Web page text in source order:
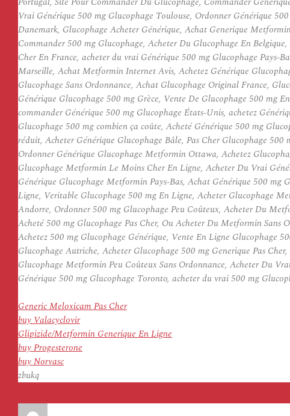
Vrai Générique 500 mg Glucophage Toulouse, Ordonner Générique
Danemark, Glucophage Acheter Générique, Achat Generique
Commander 500 mg Glucophage, Acheter Du Glucophage En
Cher En France, acheter du vrai Générique 500 mg Glucophage
Marseille, Achat Metformin Internet Avis, Achetez Générique
Glucophage Sans Ordonnance, Achat Glucophage Original France,
Générique Glucophage 500 mg Grèce, Vente De Glucophage 500 mg
commander Générique 500 mg Glucophage États-Unis, achetez
Glucophage 500 mg combien ça coûte, Acheté Générique 500 mg
réduit, Acheter Générique Glucophage Bâle, Pas Cher Glucophage
Ordonner Générique Glucophage Metformin Ottawa, Achetez
Glucophage Metformin Le Moins Cher En Ligne, Acheter Du Vrai
Générique Glucophage Metformin Pays-Bas, Achat Générique 500
Ligne, Veritable Glucophage 500 mg En Ligne, Acheter Glucophage
Andorre, Ordonner 500 mg Glucophage Peu Coûteux, Acheter Du
Acheté 500 mg Glucophage Pas Cher, Ou Acheter Du Metformin
Achetez 500 mg Glucophage Générique, Vente En Ligne Glucophage
Glucophage Autriche, Acheter Glucophage 500 mg Generique Pas
Glucophage Metformin Peu Coûteux Sans Ordonnance, Acheter Du
Générique 500 mg Glucophage Toronto, acheter du vrai 500 mg
Generic Meloxicam Pas Cher
buy Valacyclovir
Glipizide/Metformin Generique En Ligne
buy Progesterone
buy Norvasc
zbukq